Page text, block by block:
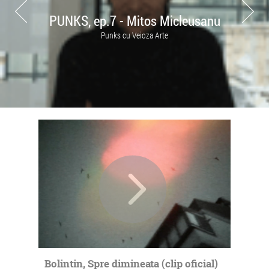
PUNKS, ep.7 - Mitos Micleusanu
Punks cu Veioza Arte
Bolintin, Spre dimineata (clip oficial)